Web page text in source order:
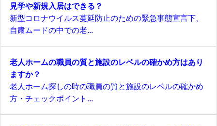
見学や新規入居はできる？
新型コロナウイルス蔓延防止のための緊急事態宣言下、
自粛ムードの中での老...
老人ホームの職員の質と施設のレベルの確かめ方はあり
ますか？
老人ホーム探しの時の職員の質と施設のレベルの確かめ
方・チェックポイント...